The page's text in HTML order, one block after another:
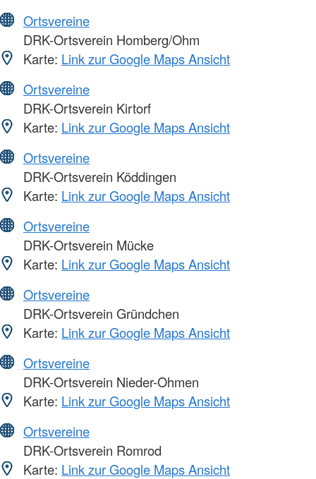
Ortsvereine
DRK-Ortsverein Homberg/Ohm
Karte: Link zur Google Maps Ansicht
Ortsvereine
DRK-Ortsverein Kirtorf
Karte: Link zur Google Maps Ansicht
Ortsvereine
DRK-Ortsverein Köddingen
Karte: Link zur Google Maps Ansicht
Ortsvereine
DRK-Ortsverein Mücke
Karte: Link zur Google Maps Ansicht
Ortsvereine
DRK-Ortsverein Gründchen
Karte: Link zur Google Maps Ansicht
Ortsvereine
DRK-Ortsverein Nieder-Ohmen
Karte: Link zur Google Maps Ansicht
Ortsvereine
DRK-Ortsverein Romrod
Karte: Link zur Google Maps Ansicht